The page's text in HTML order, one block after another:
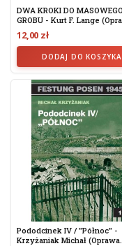
DWA KROKI DO MASOWEGO
GROBU - Kurt F. Lange
12,00 zł
DODAJ DO KOSZYKA
Pododcinek IV / "Północ" -
Krzyżaniak Michał (oprawa...